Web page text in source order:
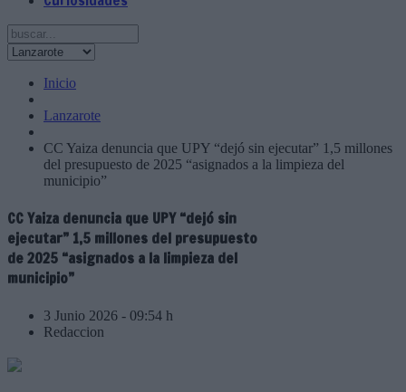
Inicio
Lanzarote
CC Yaiza denuncia que UPY “dejó sin ejecutar” 1,5 millones
del presupuesto de 2025 “asignados a la limpieza del
municipio”
CC Yaiza denuncia que UPY “dejó sin
ejecutar” 1,5 millones del presupuesto
de 2025 “asignados a la limpieza del
municipio”
3 Junio 2026 - 09:54 h
Redaccion